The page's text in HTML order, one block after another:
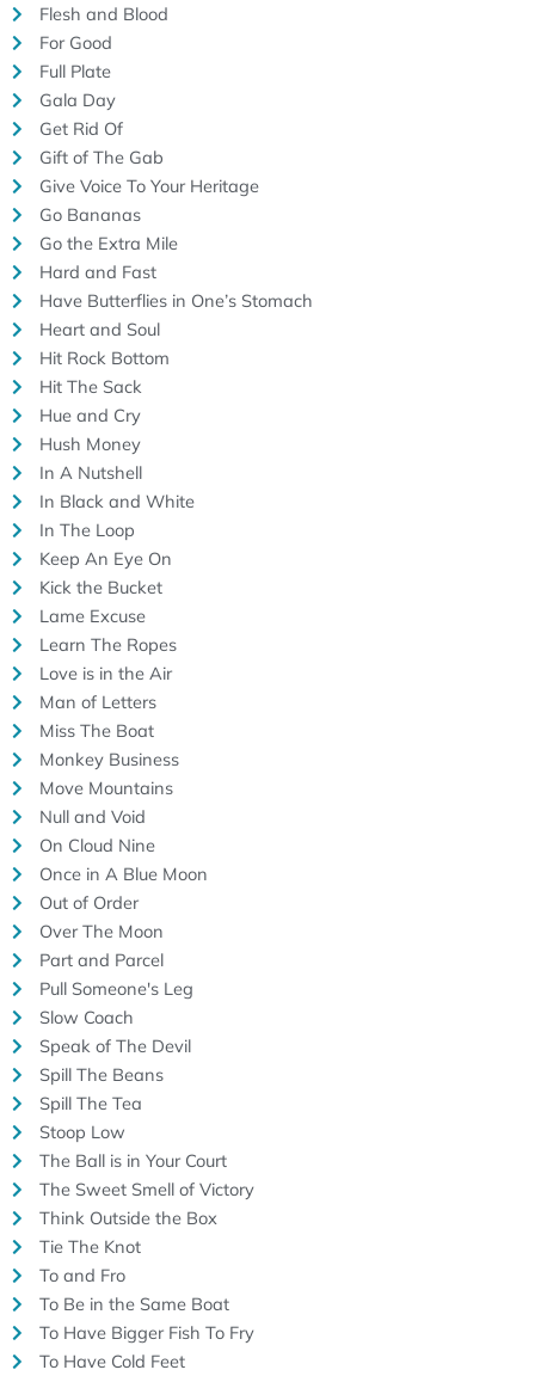
Flesh and Blood
For Good
Full Plate
Gala Day
Get Rid Of
Gift of The Gab
Give Voice To Your Heritage
Go Bananas
Go the Extra Mile
Hard and Fast
Have Butterflies in One’s Stomach
Heart and Soul
Hit Rock Bottom
Hit The Sack
Hue and Cry
Hush Money
In A Nutshell
In Black and White
In The Loop
Keep An Eye On
Kick the Bucket
Lame Excuse
Learn The Ropes
Love is in the Air
Man of Letters
Miss The Boat
Monkey Business
Move Mountains
Null and Void
On Cloud Nine
Once in A Blue Moon
Out of Order
Over The Moon
Part and Parcel
Pull Someone's Leg
Slow Coach
Speak of The Devil
Spill The Beans
Spill The Tea
Stoop Low
The Ball is in Your Court
The Sweet Smell of Victory
Think Outside the Box
Tie The Knot
To and Fro
To Be in the Same Boat
To Have Bigger Fish To Fry
To Have Cold Feet